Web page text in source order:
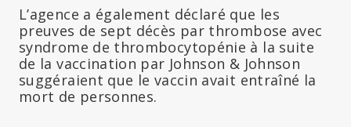
L’agence a également déclaré que les
preuves de sept décès par thrombose avec
syndrome de thrombocytopénie à la suite
de la vaccination par Johnson & Johnson
suggéraient que le vaccin avait entraîné la
mort de personnes.